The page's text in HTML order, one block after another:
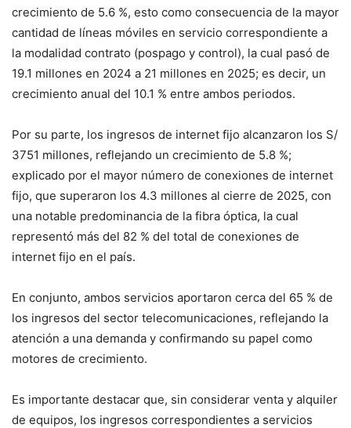
crecimiento de 5.6 %, esto como consecuencia de la mayor
cantidad de líneas móviles en servicio correspondiente a
la modalidad contrato (pospago y control), la cual pasó de
19.1 millones en 2024 a 21 millones en 2025; es decir, un
crecimiento anual del 10.1 % entre ambos periodos.
Por su parte, los ingresos de internet fijo alcanzaron los S/
3751 millones, reflejando un crecimiento de 5.8 %;
explicado por el mayor número de conexiones de internet
fijo, que superaron los 4.3 millones al cierre de 2025, con
una notable predominancia de la fibra óptica, la cual
representó más del 82 % del total de conexiones de
internet fijo en el país.
En conjunto, ambos servicios aportaron cerca del 65 % de
los ingresos del sector telecomunicaciones, reflejando la
atención a una demanda y confirmando su papel como
motores de crecimiento.
Es importante destacar que, sin considerar venta y alquiler
de equipos, los ingresos correspondientes a servicios